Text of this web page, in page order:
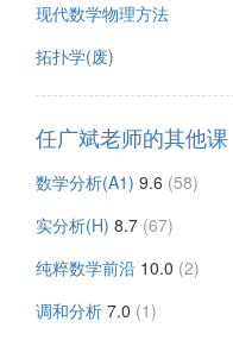
现代数学物理方法
拓扑学(废)
任广斌老师的其他课
数学分析(A1) 9.6 (58)
实分析(H) 8.7 (67)
纯粹数学前沿 10.0 (2)
调和分析 7.0 (1)